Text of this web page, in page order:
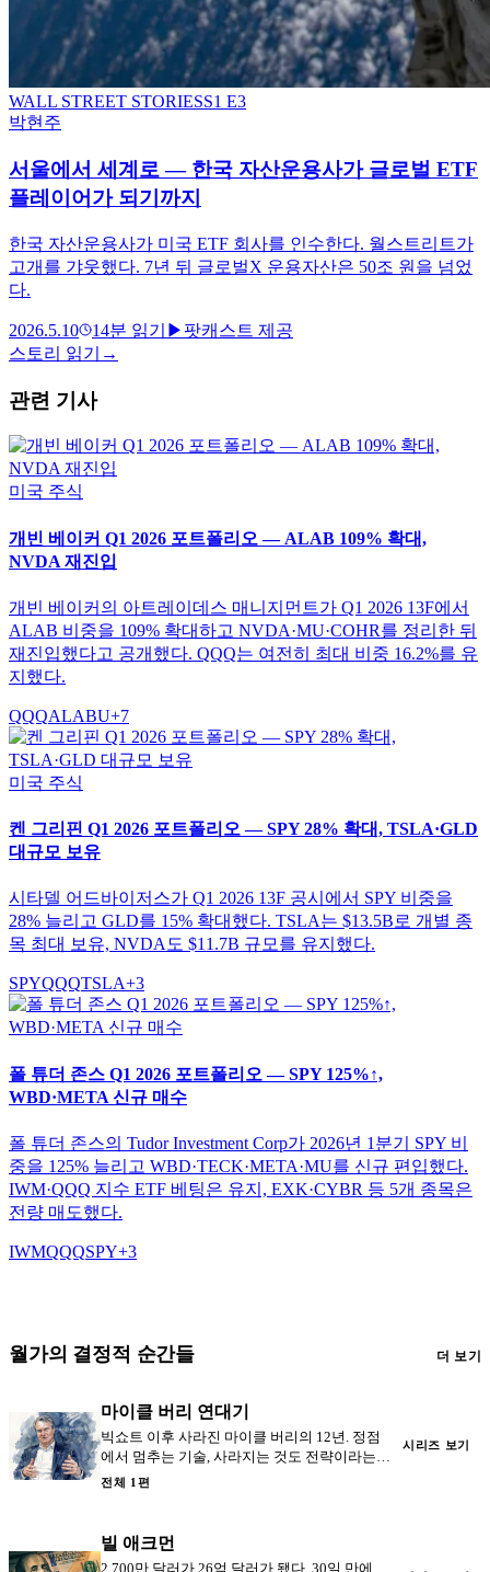
WALL STREET STORIESS1 E3
박현주
서울에서 세계로 — 한국 자산운용사가 글로벌 ETF
플레이어가 되기까지
한국 자산운용사가 미국 ETF 회사를 인수한다. 월스트리트가
고개를 갸웃했다. 7년 뒤 글로벌X 운용자산은 50조 원을 넘었
다.
2026.5.10 14분 읽기 ▶ 팟캐스트 제공
스토리 읽기 →
관련 기사
미국 주식
개빈 베이커 Q1 2026 포트폴리오 — ALAB 109% 확대,
NVDA 재진입
개빈 베이커의 아트레이데스 매니지먼트가 Q1 2026 13F에서
ALAB 비중을 109% 확대하고 NVDA·MU·COHR를 정리한 뒤
재진입했다고 공개했다. QQQ는 여전히 최대 비중 16.2%를 유
지했다.
QQQALABU+7
미국 주식
켄 그리핀 Q1 2026 포트폴리오 — SPY 28% 확대, TSLA·GLD
대규모 보유
시타델 어드바이저스가 Q1 2026 13F 공시에서 SPY 비중을
28% 늘리고 GLD를 15% 확대했다. TSLA는 $13.5B로 개별 종
목 최대 보유, NVDA도 $11.7B 규모를 유지했다.
SPYQQQTSLA+3
폴 튜더 존스 Q1 2026 포트폴리오 — SPY 125%↑,
WBD·META 신규 매수
폴 튜더 존스의 Tudor Investment Corp가 2026년 1분기 SPY 비
중을 125% 늘리고 WBD·TECK·META·MU를 신규 편입했다.
IWM·QQQ 지수 ETF 베팅은 유지, EXK·CYBR 등 5개 종목은
전량 매도했다.
IWMQQQSPY+3
월가의 결정적 순간들 더 보기
마이클 버리 연대기
빅쇼트 이후 사라진 마이클 버리의 12년. 정점
에서 멈추는 기술, 사라지는 것도 전략이라는
교훈.
전체 1편
시리즈 보기
빌 애크먼
2,700만 달러가 26억 달러가 됐다. 30일 만에.